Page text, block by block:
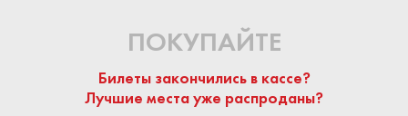
ПОКУПАЙТЕ
Билеты закончились в кассе?
Лучшие места уже распроданы?